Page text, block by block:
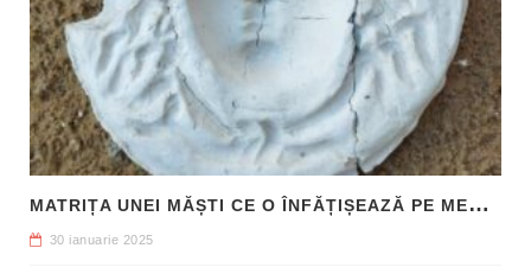
M
ATRIȚA UNEI MĂȘTI CE O ÎNFĂȚIȘEAZĂ PE MEDUSA, DESCOPERITĂ ÎN SICILIA
30 ianuarie 2025